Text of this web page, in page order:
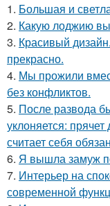
1. Большая и
2. Какую лоджию
3. Красивый
прекрасно.
4. Мы прожили
без конфликтов.
5. После развода
уклоняется:
считает себя
6. Я вышла замуж
7. Интерьер на
современной